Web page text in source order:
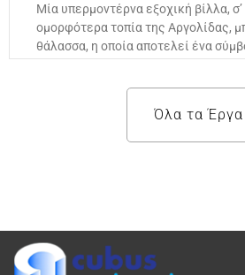
Μία υπερμοντέρνα εξοχική βίλλα,
ομορφότερα τοπία της Αργολίδας,
θάλασσα, η οποία αποτελεί ένα
Όλα τα Έργα